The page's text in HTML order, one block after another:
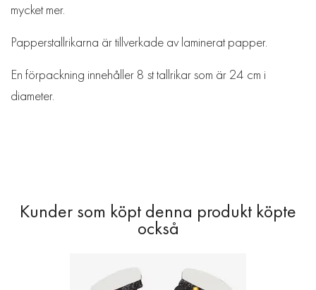
mycket mer.
Papperstallrikarna är tillverkade av laminerat papper.
En förpackning innehåller 8 st tallrikar som är 24 cm i
diameter.